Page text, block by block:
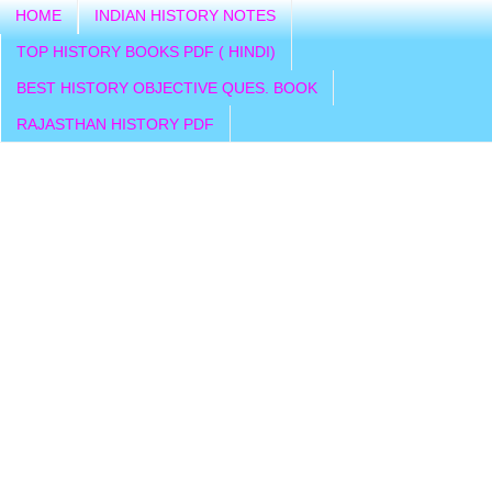
HOME INDIAN HISTORY NOTES
TOP HISTORY BOOKS PDF ( HINDI)
BEST HISTORY OBJECTIVE QUES. BOOK
RAJASTHAN HISTORY PDF